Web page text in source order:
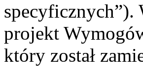
specyficznych”).
projekt
który został